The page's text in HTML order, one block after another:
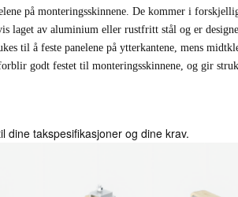
på monteringsskinnene. De kommer i
laget av aluminium eller rustfritt stål og er
til å feste panelene på ytterkantene, mens
godt festet til monteringsskinnene, og gir
dine takspesifikasjoner og dine krav.